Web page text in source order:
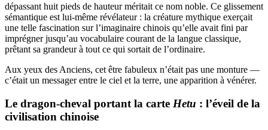
dépassant huit pieds de hauteur méritait ce nom noble. Ce glissement
sémantique est lui-même révélateur : la créature mythique exerçait
une telle fascination sur l’imaginaire chinois qu’elle avait fini par
imprégner jusqu’au vocabulaire courant de la langue classique,
prêtant sa grandeur à tout ce qui sortait de l’ordinaire.
Aux yeux des Anciens, cet être fabuleux n’était pas une monture —
c’était un messager entre le ciel et la terre, une apparition à vénérer.
Le dragon-cheval portant la carte Hetu : l’éveil de la
civilisation chinoise